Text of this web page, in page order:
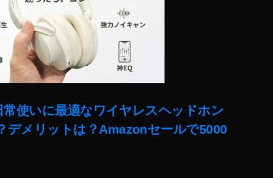
常使いに最適なワイヤレスヘッドホン
デメリットは？Amazonセールで5000